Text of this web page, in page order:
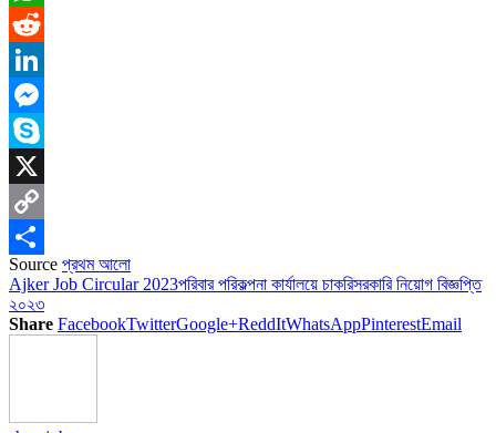
WhatsApp
Reddit
LinkedIn
Messenger
Skype
X
Copy
Link
Share
Source প্রথম আলো
Ajker Job Circular 2023পরিবার পরিকল্পনা কার্যালয়ে চাকরিসরকারি নিয়োগ বিজ্ঞপ্তি
২০২৩
Share FacebookTwitterGoogle+ReddItWhatsAppPinterestEmail